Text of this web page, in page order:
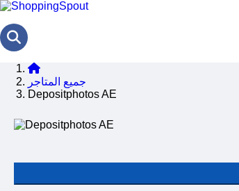
جميع المتاجر
Depositphotos AE